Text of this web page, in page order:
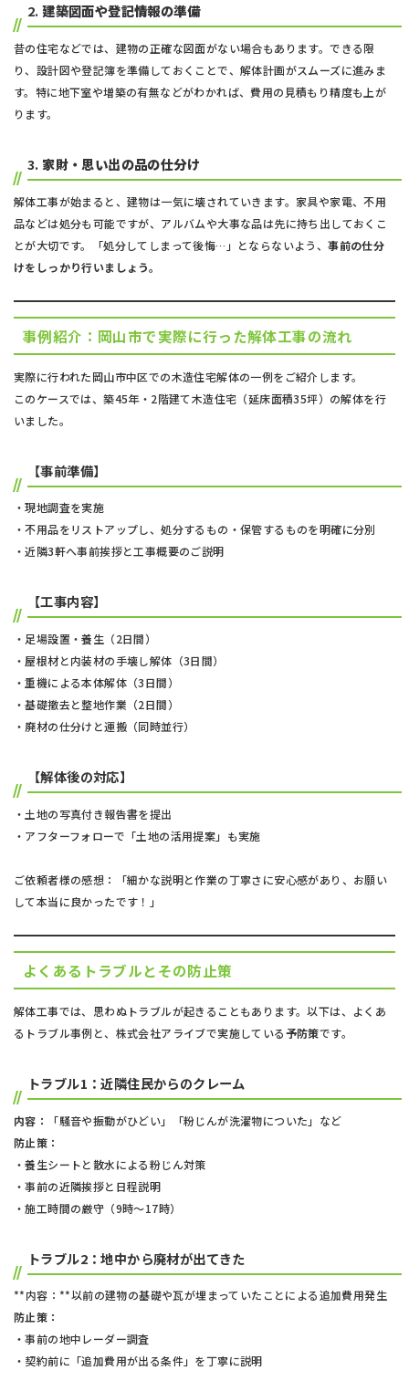
2.建築図面や登記情報の準備
昔の住宅などでは、建物の正確な図面がない場合もあります。できる限
り、設計図や登記簿を準備しておくことで、解体計画がスムーズに進みま
す。特に地下室や増築の有無などがわかれば、費用の見積もり精度も上が
ります。
3. 家財・思い出の品の仕分け
解体工事が始まると、建物は一気に壊されていきます。家具や家電、不用
品などは処分も可能ですが、アルバムや大事な品は先に持ち出しておくこ
とが大切です。「処分してしまって後悔…」とならないよう、事前の仕分
けをしっかり行いましょう。
事例紹介：岡山市で実際に行った解体工事の流れ
実際に行われた岡山市中区での木造住宅解体の一例をご紹介します。
このケースでは、築45年・2階建て木造住宅（延床面積35坪）の解体を行
いました。
【事前準備】
・現地調査を実施
・不用品をリストアップし、処分するもの・保管するものを明確に分別
・近隣3軒へ事前挨拶と工事概要のご説明
【工事内容】
・足場設置・養生（2日間）
・屋根材と内装材の手壊し解体（3日間）
・重機による本体解体（3日間）
・基礎撤去と整地作業（2日間）
・廃材の仕分けと運搬（同時並行）
【解体後の対応】
・土地の写真付き報告書を提出
・アフターフォローで「土地の活用提案」も実施
ご依頼者様の感想：「細かな説明と作業の丁寧さに安心感があり、お願い
して本当に良かったです！」
よくあるトラブルとその防止策
解体工事では、思わぬトラブルが起きることもあります。以下は、よくあ
るトラブル事例と、株式会社アライブで実施している予防策です。
トラブル1：近隣住民からのクレーム
内容：
「騒音や振動がひどい」「粉じんが洗濯物についた」など
防止策：
・養生シートと散水による粉じん対策
・事前の近隣挨拶と日程説明
・施工時間の厳守（9時〜17時）
トラブル2：地中から廃材が出てきた
**内容：**以前の建物の基礎や瓦が埋まっていたことによる追加費用発生
防止策：
・事前の地中レーダー調査
・契約前に「追加費用が出る条件」を丁寧に説明